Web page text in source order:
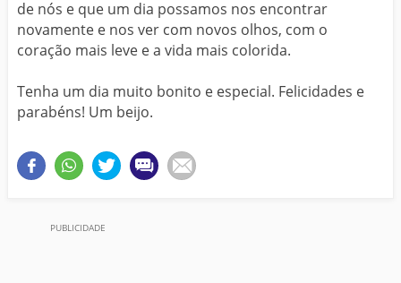
de nós e que um dia possamos nos encontrar
novamente e nos ver com novos olhos, com o
coração mais leve e a vida mais colorida.
Tenha um dia muito bonito e especial. Felicidades e
parabéns! Um beijo.